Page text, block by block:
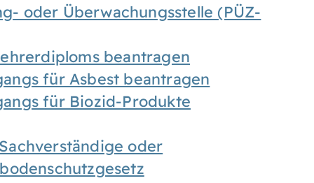
oder Überwachungsstelle (PÜZ-
beantragen
für Asbest beantragen
für Biozid-Produkte
oder